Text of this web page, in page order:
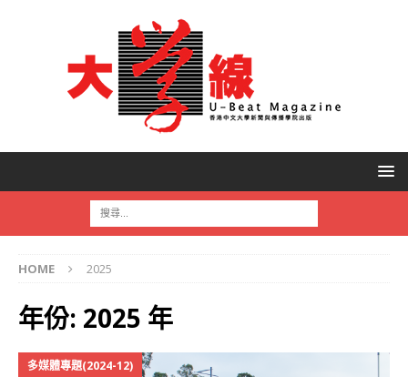
HOME 2025
年份: 2025 年
多媒體專題(2024-12)